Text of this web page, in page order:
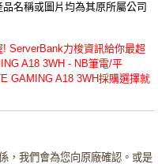
名稱或圖片均為其原所屬公司
ServerBank力梭資訊給你最超
A18 3WH - NB筆電/平
GAMING A18 3WH採購選擇就
，我們會為您向原廠確認。或是